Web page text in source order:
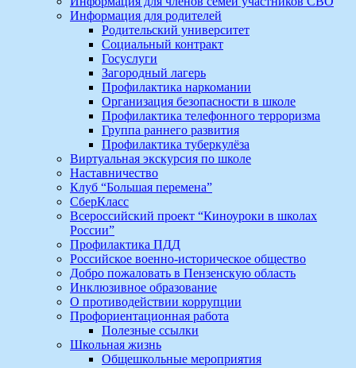
Информация для родителей
Родительский университет
Социальный контракт
Госуслуги
Загородный лагерь
Профилактика наркомании
Организация безопасности в школе
Профилактика телефонного терроризма
Группа раннего развития
Профилактика туберкулёза
Виртуальная экскурсия по школе
Наставничество
Клуб “Большая перемена”
СберКласс
Всероссийский проект “Киноуроки в школах
России”
Профилактика ПДД
Российское военно-историческое общество
Добро пожаловать в Пензенскую область
Инклюзивное образование
О противодействии коррупции
Профориентационная работа
Полезные ссылки
Школьная жизнь
Общешкольные мероприятия